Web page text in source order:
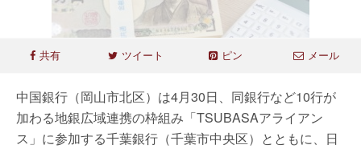
共有 ツイート ピン メール
中国銀行（岡山市北区）は4月30日、同銀行など10行が
加わる地銀広域連携の枠組み「TSUBASAアライアン
ス」に参加する千葉銀行（千葉市中央区）とともに、日